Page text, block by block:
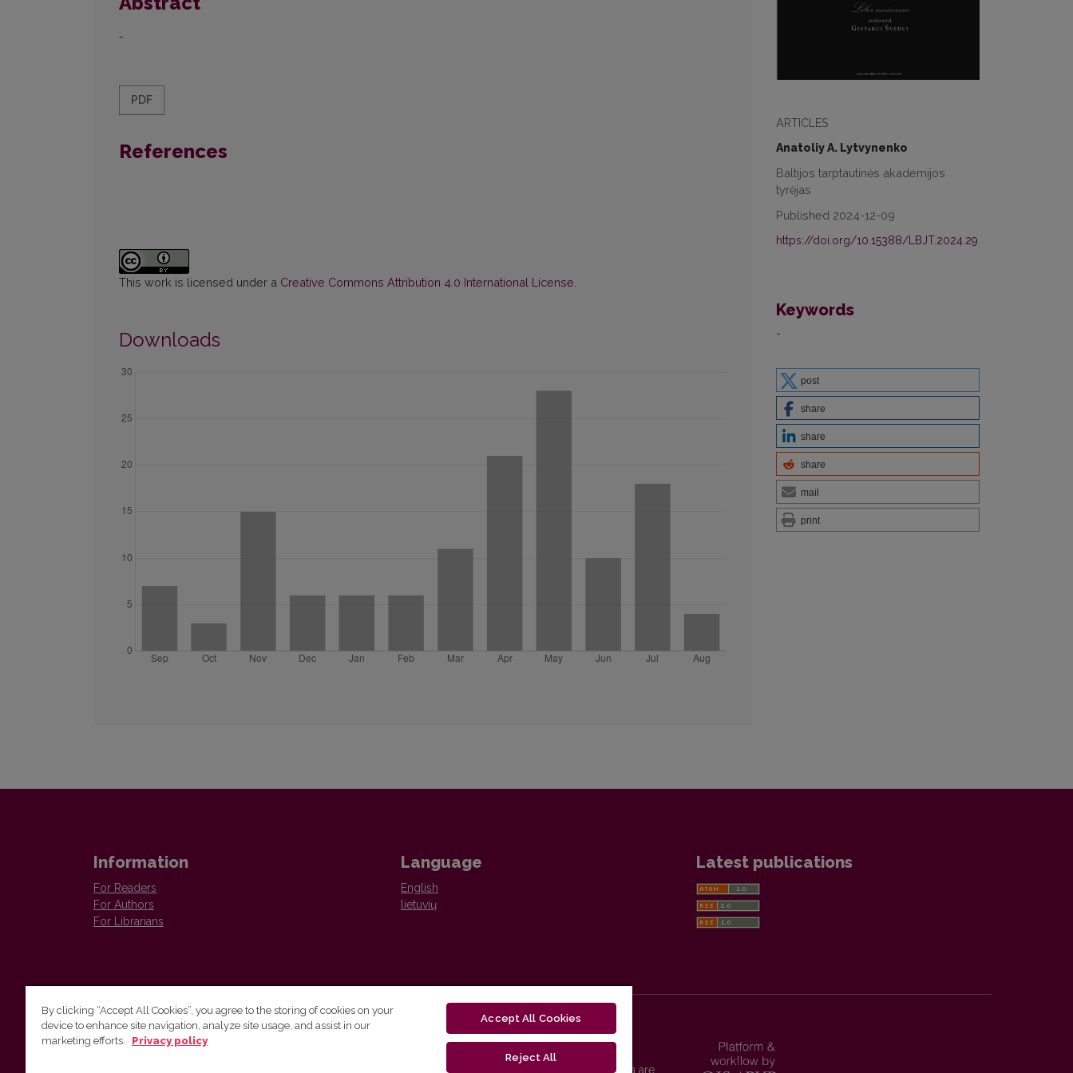
ARTICLES
Anatoliy A. Lytvynenko
Baltijos tarptautinės akademijos
tyrėjas
Published 2024-12-09
https://doi.org/10.15388/LBJT.2024.29
Keywords
-
post
share
share
share
mail
print
-
PDF
References
This work is licensed under a Creative Commons Attribution 4.0 International License
Downloads
Information
For Readers
For Authors
For Librarians
Language
English
lietuvių
Latest publications
Vilnius University Press
Vilnius University Press platform and metadata are
By clicking “Accept All Cookies”, you agree to the storing of cookies on your
device to enhance site navigation, analyze site usage, and assist in our
marketing efforts.
Privacy policy
Accept All Cookies
Reject All